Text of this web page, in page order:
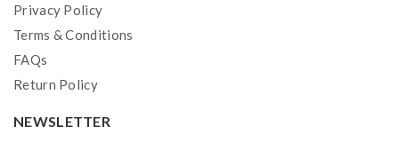
Privacy Policy
Terms & Conditions
FAQs
Return Policy
NEWSLETTER